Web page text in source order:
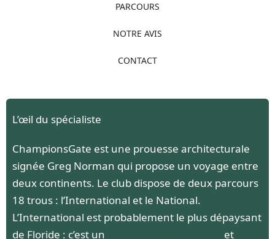
PARCOURS
NOTRE AVIS
CONTACT
L’œil du spécialiste
ChampionsGate est une prouesse architecturale
signée Greg Norman qui propose un voyage entre
deux continents. Le club dispose de deux parcours
18 trous : l’International et le National.
L’International est probablement le plus dépaysant
de Floride : c’est un
et